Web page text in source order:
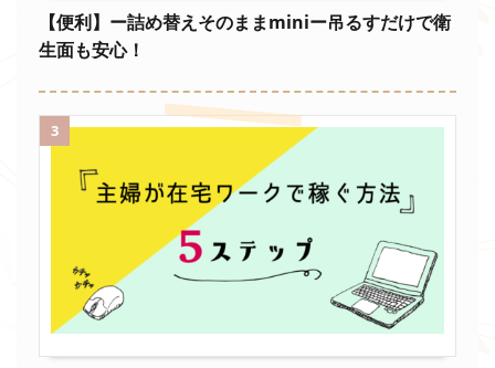
【便利】ー詰め替えそのままminiー吊るすだけで衛
生面も安心！
3